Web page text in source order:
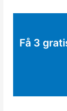
Få 3